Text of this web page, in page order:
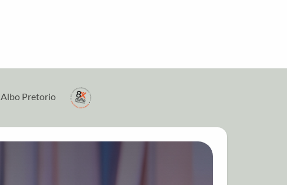
Albo Pretorio